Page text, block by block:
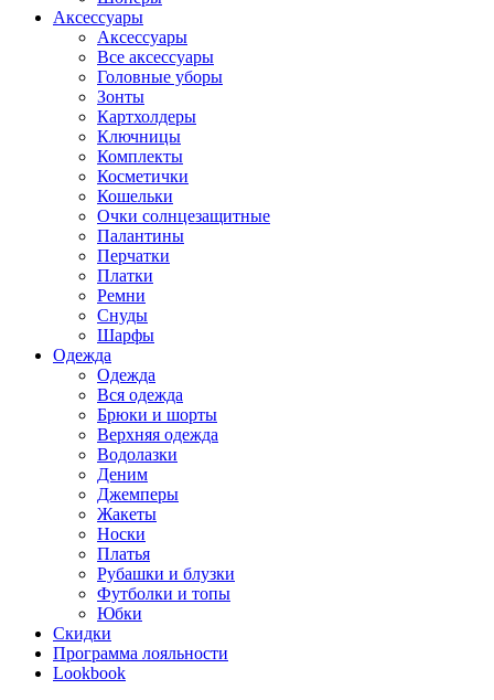
Аксессуары
Аксессуары
Все аксессуары
Головные уборы
Зонты
Картхолдеры
Ключницы
Комплекты
Косметички
Кошельки
Очки солнцезащитные
Палантины
Перчатки
Платки
Ремни
Снуды
Шарфы
Одежда
Одежда
Вся одежда
Брюки и шорты
Верхняя одежда
Водолазки
Деним
Джемперы
Жакеты
Носки
Платья
Рубашки и блузки
Футболки и топы
Юбки
Скидки
Программа лояльности
Lookbook